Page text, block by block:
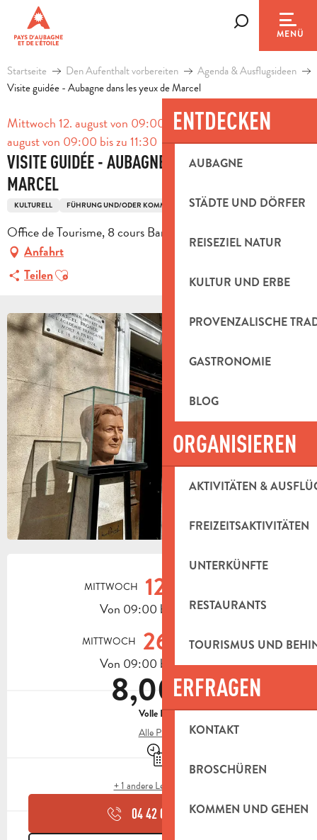
contenu
principal
MENÜ
ENTDECKEN
AUBAGNE
STÄDTE UND DÖRFER
REISEZIEL NATUR
KULTUR UND ERBE
PROVENZALISCHE
GASTRONOMIE
BLOG
ORGANISIEREN
AKTIVITÄTEN &
FREIZEITSAKTIVITÄTEN
UNTERKÜNFTE
RESTAURANTS
TOURISMUS UND
ERFRAGEN
KONTAKT
BROSCHÜREN
KOMMEN UND GEHEN
Startseite Den Aufenthalt vorbereiten
Agenda & Ausflugsideen
Visite guidée - Aubagne dans les yeux de Marcel
Mittwoch 12. august von 09:00 bis zu 11:30 / Mittwoch 26.
august von 09:00 bis zu 11:30
VISITE GUIDÉE - AUBAGNE DANS LES YEUX DE
MARCEL
KULTURELL FÜHRUNG UND/ODER KOMMENTIERTE FÜHRUNG LITERATUR
Office de Tourisme, 8 cours Barthélemy, 13400 Aubagne
Anfahrt
TeilenAjouter aux favoris
ÖFFNUNGSZEITEN &
MITTWOCH 12.
Von 09:00 bis zu 11:30
MITTWOCH 26. AUGUST
Von 09:00 bis zu 11:30
8,00 €
Volle Preis
Alle Preise
Nur mit Reservierung
+ 1 andere Leistung(en)
04 42 03 49▒▒